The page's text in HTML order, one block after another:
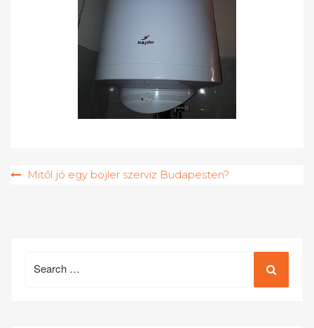
Bejegyzés
Mitől jó egy bojler szerviz Budapesten?
for: